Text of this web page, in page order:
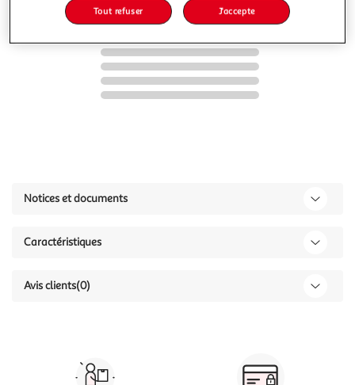
Notices et documents
Caractéristiques
Avis clients(0)
Tout refuser J'accepte